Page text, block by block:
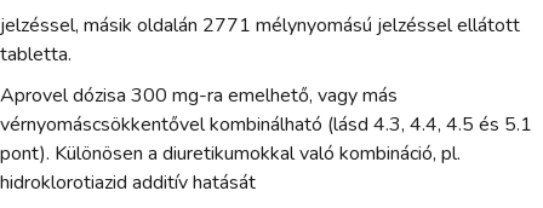
jelzéssel, másik oldalán 2771 mélynyomású jelzéssel ellátott
tabletta.
Aprovel dózisa 300 mg-ra emelhető, vagy más
vérnyomáscsökkentővel kombinálható (lásd 4.3, 4.4, 4.5 és 5.1
pont). Különösen a diuretikumokkal való kombináció, pl.
hidroklorotiazid additív hatását